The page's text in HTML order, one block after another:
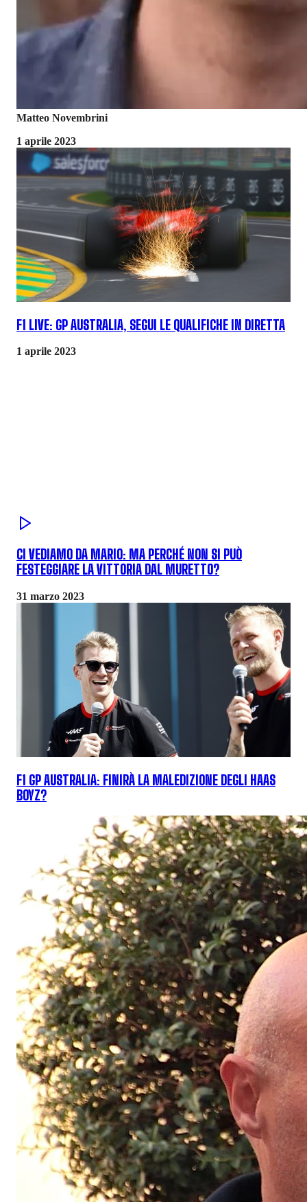
Matteo Novembrini
1 aprile 2023
F1 LIVE: GP AUSTRALIA, SEGUI LE QUALIFICHE IN DIRETTA
1 aprile 2023
CI VEDIAMO DA MARIO: MA PERCHÉ NON SI PUÒ
FESTEGGIARE LA VITTORIA DAL MURETTO?
31 marzo 2023
F1 GP AUSTRALIA: FINIRÀ LA MALEDIZIONE DEGLI HAAS
BOYZ?